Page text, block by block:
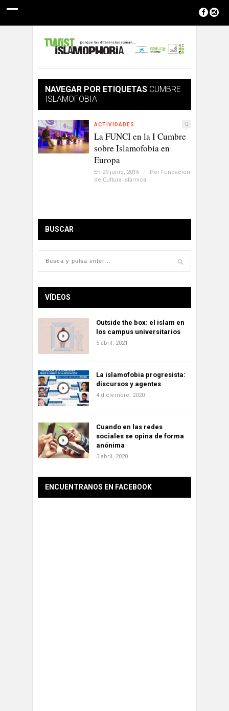
NAVEGAR POR ETIQUETAS CUMBRE
ISLAMOFOBIA
ACTIVIDADES 0
La FUNCI en la I Cumbre
sobre Islamofobia en
Europa
En 29 junio, 2016 / Por Fundación
de Cultura Islámica
BUSCAR
VÍDEOS
Outside the box: el islam en
los campus universitarios
5 abril, 2021
La islamofobia progresista:
discursos y agentes
4 diciembre, 2020
Cuando en las redes
sociales se opina de forma
anónima
3 abril, 2020
ENCUENTRANOS EN FACEBOOK